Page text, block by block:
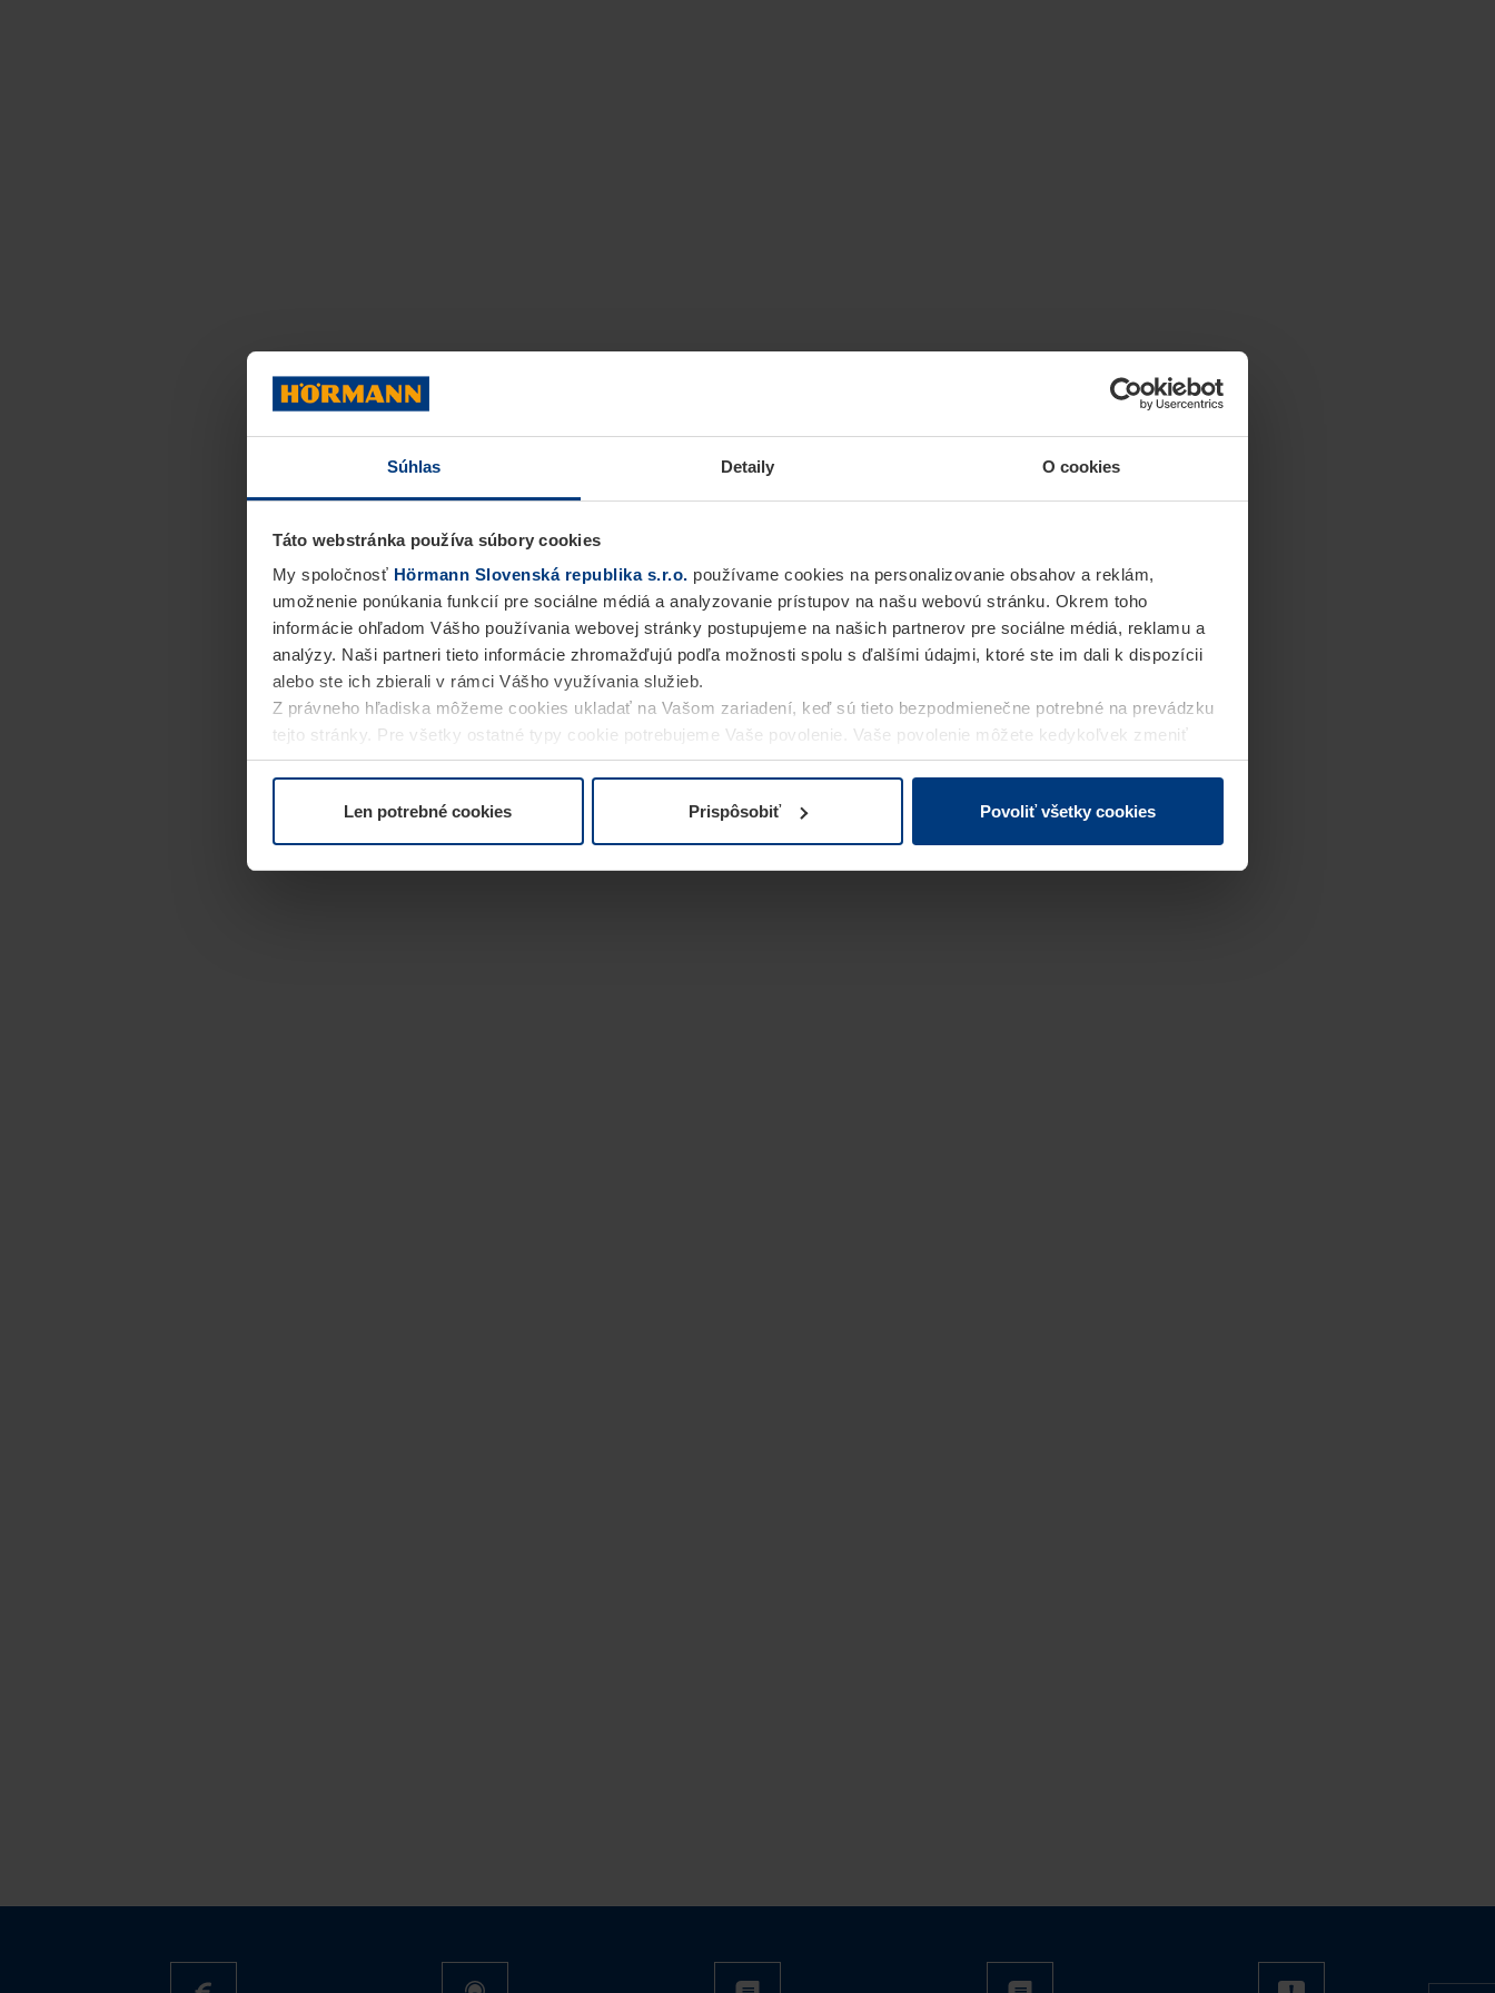
Súhlas Detaily O cookies
Táto webstránka používa súbory cookies
My spoločnosť Hörmann Slovenská republika s.r.o. používame cookies na personalizovanie obsahov a reklám,
umožnenie ponúkania funkcií pre sociálne médiá a analyzovanie prístupov na našu webovú stránku. Okrem toho
informácie ohľadom Vášho používania webovej stránky postupujeme na našich partnerov pre sociálne médiá, reklamu a
analýzy. Naši partneri tieto informácie zhromažďujú podľa možnosti spolu s ďalšími údajmi, ktoré ste im dali k dispozícii
alebo ste ich zbierali v rámci Vášho využívania služieb.
Z právneho hľadiska môžeme cookies ukladať na Vašom zariadení, keď sú tieto bezpodmienečne potrebné na prevádzku
tejto stránky. Pre všetky ostatné typy cookie potrebujeme Vaše povolenie. Vaše povolenie môžete kedykoľvek zmeniť
alebo odvolať vo vysvetlení cookie na stránkeVyhlásenie o ochrane osobných údajovnašej webovej stránky.
Len potrebné cookies Prispôsobiť Povoliť všetky cookies